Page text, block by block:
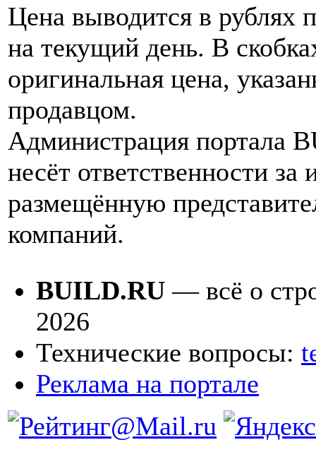
Цена выводится в рублях
на текущий день. В
оригинальная цена,
продавцом.
Администрация портала
несёт ответственности
размещённую
компаний.
BUILD.RU — всё о
2026
Технические вопросы:
Реклама на портале